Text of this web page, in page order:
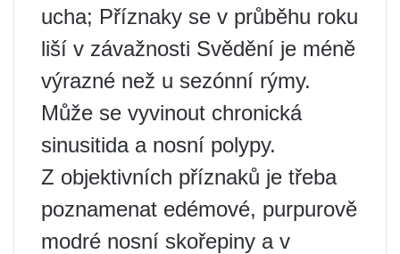
ucha; Příznaky se v průběhu roku
liší v závažnosti Svědění je méně
výrazné než u sezónní rýmy.
Může se vyvinout chronická
sinusitida a nosní polypy.
Z objektivních příznaků je třeba
poznamenat edémové, purpurově
modré nosní skořepiny a v